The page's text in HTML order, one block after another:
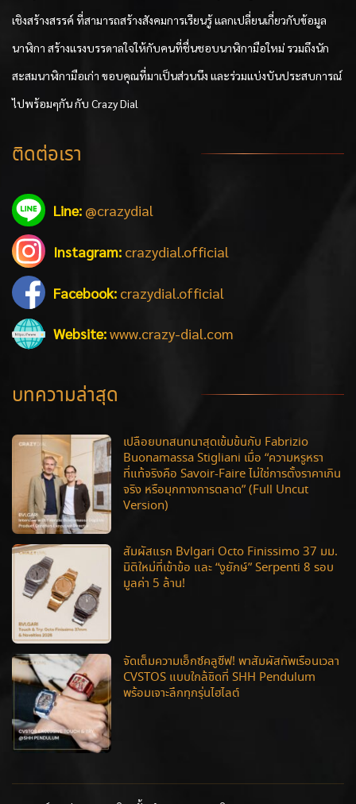
เชิงสร้างสรรค์ ที่สามารถสร้างสังคมการเรียนรู้ แลกเปลี่ยนเกี่ยวกับข้อมูล
นาฬิกา สร้างแรงบรรดาลใจให้กับคนที่ชื่นชอบนาฬิกามือใหม่ รวมถึงนัก
สะสมนาฬิกามือเก่า ขอบคุณที่มาเป็นส่วนนึง และร่วมแบ่งบันประสบการณ์
ไปพร้อมๆกัน กับ Crazy Dial
ติดต่อเรา
Line: @crazydial
Instagram: crazydial.official
Facebook: crazydial.official
Website:www.crazy-dial.com
บทความล่าสุด
เปลือยบทสนทนาสุดเข้มข้นกับ Fabrizio
Buonamassa Stigliani เมื่อ “ความหรูหรา
ที่แท้จริงคือ Savoir-Faire ไม่ใช่การตั้งราคาเกิน
จริง หรือมุกทางการตลาด” (Full Uncut
Version)
สัมผัสแรก Bvlgari Octo Finissimo 37 มม.
มิติใหม่ที่เข้าข้อ และ “งูยักษ์” Serpenti 8 รอบ
มูลค่า 5 ล้าน!
จัดเต็มความเอ็กซ์คลูซีฟ! พาสัมผัสทัพเรือนเวลา
CVSTOS แบบใกล้ชิดที่ SHH Pendulum
พร้อมเจาะลึกทุกรุ่นไฮไลต์